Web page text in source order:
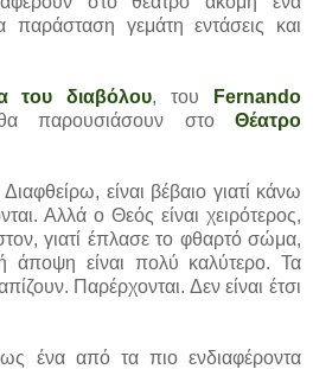
παράσταση γεμάτη εντάσεις και
του διαβόλου, του
Fernando
παρουσιάσουν στο Θέατρο
είναι βέβαιο γιατί κάνω
Αλλά ο Θεός είναι χειρότερος,
γιατί έπλασε το φθαρτό σώμα,
άποψη είναι πολύ καλύτερο. Τα
Παρέρχονται. Δεν είναι έτσι
ένα από τα πιο ενδιαφέροντα